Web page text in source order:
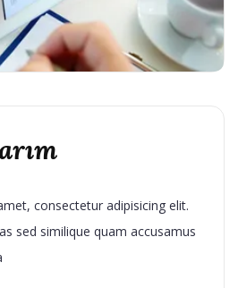
consectetur adipisicing elit.
sed similique quam accusamus